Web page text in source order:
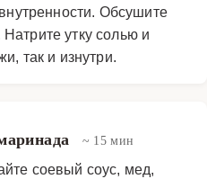
Обсушите
утку солью и
так и изнутри.
~ 15 мин
соевый соус, мед,